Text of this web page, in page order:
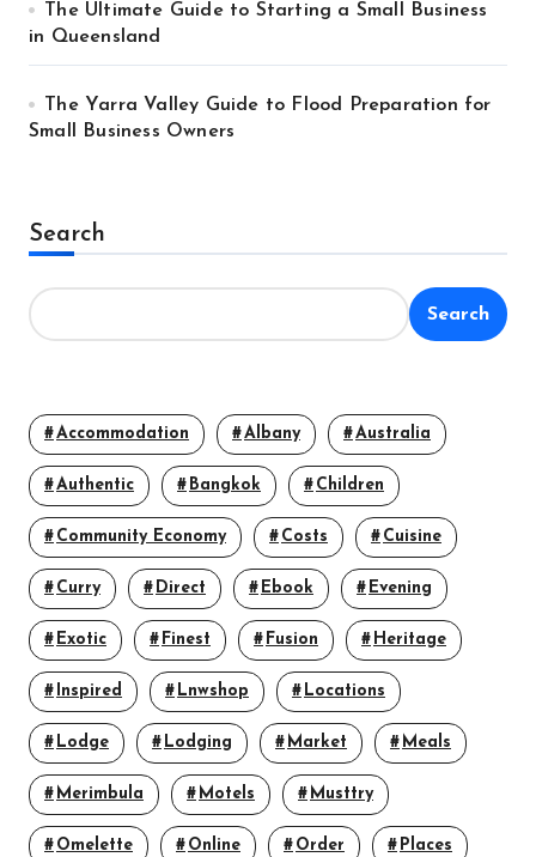
The Ultimate Guide to Starting a Small Business
in Queensland
The Yarra Valley Guide to Flood Preparation for
Small Business Owners
Search
Search
Accommodation Albany Australia
Authentic Bangkok Children
Community Economy Costs Cuisine
Curry Direct Ebook Evening
Exotic Finest Fusion Heritage
Inspired Lnwshop Locations
Lodge Lodging Market Meals
Merimbula Motels Musttry
Omelette Online Order Places